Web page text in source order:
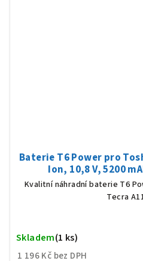
Baterie T6 Power pro
Ion, 10,8 V, 5200
Kvalitní náhradní baterie T6
Tecra
1 196 Kč bez DPH
Skladem(1 ks)